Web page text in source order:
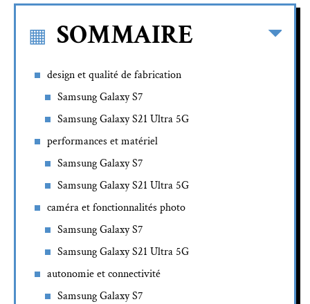
SOMMAIRE
design et qualité de fabrication
Samsung Galaxy S7
Samsung Galaxy S21 Ultra 5G
performances et matériel
Samsung Galaxy S7
Samsung Galaxy S21 Ultra 5G
caméra et fonctionnalités photo
Samsung Galaxy S7
Samsung Galaxy S21 Ultra 5G
autonomie et connectivité
Samsung Galaxy S7